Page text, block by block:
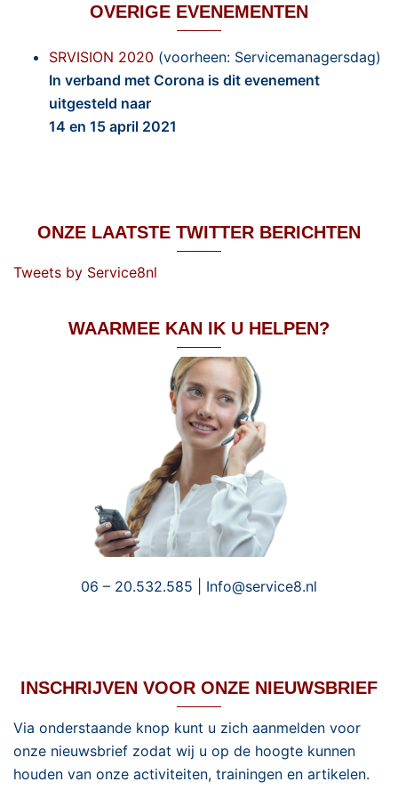
OVERIGE EVENEMENTEN
SRVISION 2020 (voorheen: Servicemanagersdag)
In verband met Corona is dit evenement
uitgesteld naar
14 en 15 april 2021
ONZE LAATSTE TWITTER BERICHTEN
Tweets by Service8nl
WAARMEE KAN IK U HELPEN?
06 – 20.532.585 | Info@service8.nl
INSCHRIJVEN VOOR ONZE NIEUWSBRIEF
Via onderstaande knop kunt u zich aanmelden voor
onze nieuwsbrief zodat wij u op de hoogte kunnen
houden van onze activiteiten, trainingen en artikelen.